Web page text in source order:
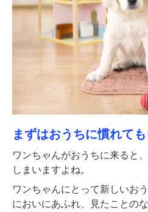
まずはおうちに慣れても
ワンちゃんがおうちに来ると
しまいますよね。
ワンちゃんにとって新しいお
においにあふれ、見たことの